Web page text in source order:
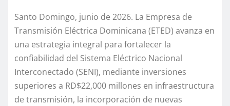
Santo Domingo, junio de 2026. La Empresa de
Transmisión Eléctrica Dominicana (ETED) avanza en
una estrategia integral para fortalecer la
confiabilidad del Sistema Eléctrico Nacional
Interconectado (SENI), mediante inversiones
superiores a RD$22,000 millones en infraestructura
de transmisión, la incorporación de nuevas